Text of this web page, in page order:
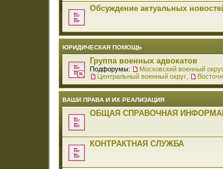
Обсуждение актуальных
ЮРИДИЧЕСКАЯ ПОМОЩЬ
Группа военных адвокатов
Подфорумы: Московский военный округ
Центральный военный округ
ВАШИ ПРАВА И ИХ РЕАЛИЗАЦИЯ
ОБЩАЯ СПРАВОЧНАЯ
КОНТРАКТНАЯ СЛУЖБА